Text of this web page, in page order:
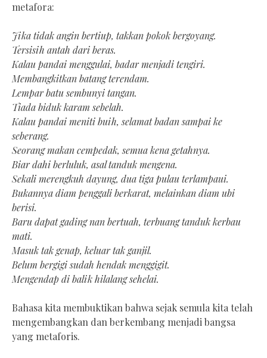
metafora:
Jika tidak angin bertiup, takkan pokok bergoyang.
Tersisih antah dari beras.
Kalau pandai menggulai, badar menjadi tengiri.
Membangkitkan batang terendam.
Lempar batu sembunyi tangan.
Tiada biduk karam sebelah.
Kalau pandai meniti buih, selamat badan sampai ke
seberang.
Seorang makan cempedak, semua kena getahnya.
Biar dahi berluluk, asal tanduk mengena.
Sekali merengkuh dayung, dua tiga pulau terlampaui.
Bukannya diam penggali berkarat, melainkan diam ubi
berisi.
Baru dapat gading nan bertuah, terbuang tanduk kerbau
mati.
Masuk tak genap, keluar tak ganjil.
Belum bergigi sudah hendak menggigit.
Mengendap di balik hilalang sehelai.
Bahasa kita membuktikan bahwa sejak semula kita telah
mengembangkan dan berkembang menjadi bangsa
yang metaforis.